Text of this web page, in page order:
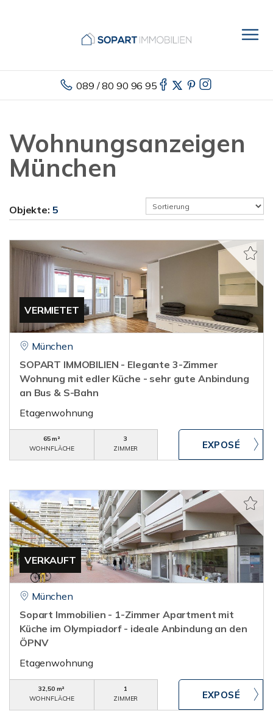
089 / 80 90 96 95
Wohnungsanzeigen
München
Objekte: 5
VERMIETET
München
SOPART IMMOBILIEN - Elegante 3-Zimmer
Wohnung mit edler Küche - sehr gute Anbindung
an Bus & S-Bahn
Etagenwohnung
65 m²
WOHNFLÄCHE
3
ZIMMER
VERKAUFT
München
Sopart Immobilien - 1-Zimmer Apartment mit
Küche im Olympiadorf - ideale Anbindung an den
ÖPNV
Etagenwohnung
32,50 m²
WOHNFLÄCHE
1
ZIMMER